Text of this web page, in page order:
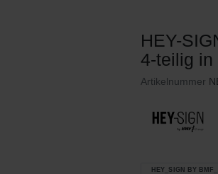
HEY-
4-teilig
Artikelnummer
HEY_SIGN BY